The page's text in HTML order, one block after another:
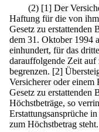
(2) [1] Der
Haftung für die von ihm
Gesetz zu erstattenden
dem 31. Oktober 1994
einhundert, für das
darauffolgende Zeit
begrenzen. [2]
Versicherer oder einem
Gesetz zu erstattenden
Höchstbeträge, so
Erstattungsansprüche
zum Höchstbetrag steht.